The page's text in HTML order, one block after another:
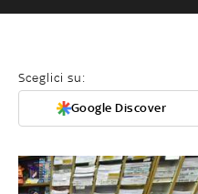
Sceglici su:
Google Discover